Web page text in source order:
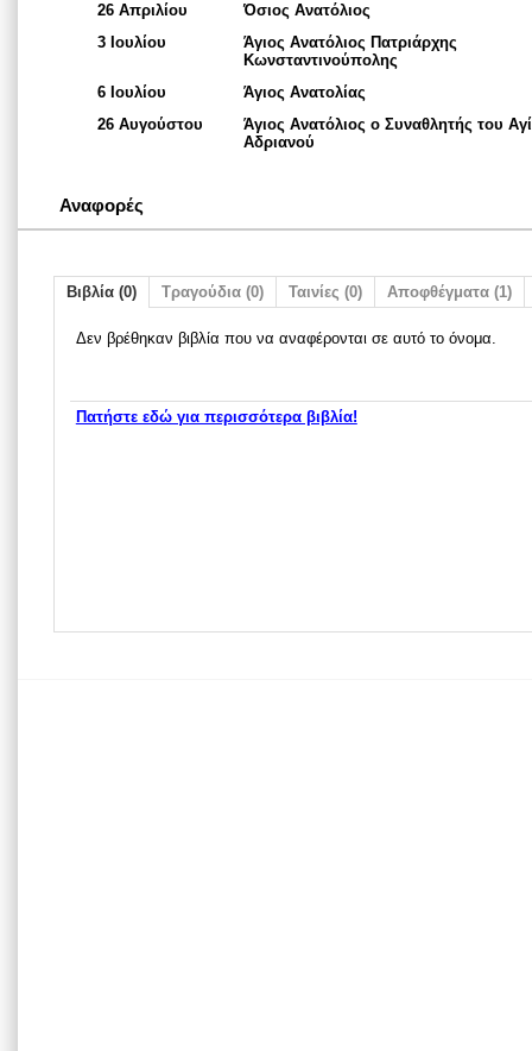
26 Απριλίου
Όσιος Ανατόλιος
3 Ιουλίου
Άγιος Ανατόλιος Πατριάρχης
Κωνσταντινούπολης
6 Ιουλίου
Άγιος Ανατολίας
26 Αυγούστου
Άγιος Ανατόλιος ο Συναθλητής του
Aδριανού
Αναφορές
Βιβλία (0) Τραγούδια (0) Ταινίες (0) Αποφθέγματα (1)
Δεν βρέθηκαν βιβλία που να αναφέρονται σε αυτό το όνομα.
Πατήστε εδώ για περισσότερα βιβλία!